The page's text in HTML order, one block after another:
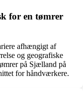
for en tømrer
afhængigt af
og geografiske
på Sjælland på
for håndværkere.